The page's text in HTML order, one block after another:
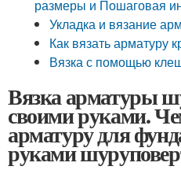
размеры и Пошаговая
Укладка и вязание
Как вязать арматуру
Вязка с помощью
Вязка арматуры
своими руками.
арматуру для
руками